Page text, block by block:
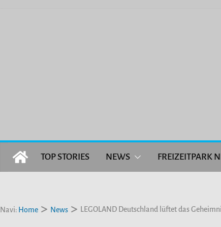
TOP STORIES NEWS FREIZEITPARK
Navi: Home News LEGOLAND Deutschland lüftet das